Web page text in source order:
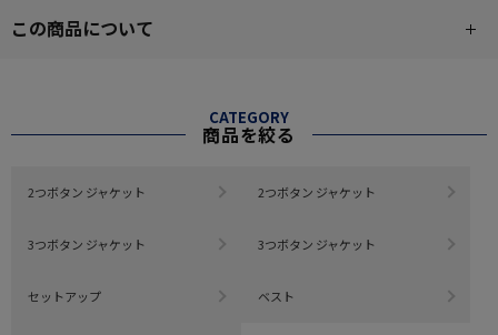
この商品について
CATEGORY
商品を絞る
2つボタン ジャケット 2つボタン ジャケット
3つボタン ジャケット 3つボタン ジャケット
セットアップ ベスト